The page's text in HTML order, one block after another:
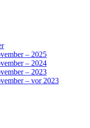
– 2025
– 2024
– 2023
– vor 2023